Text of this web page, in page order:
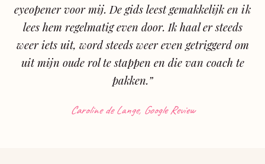
eyeopener voor mij. De gids leest gemakkelijk en ik
lees hem regelmatig even door. Ik haal er steeds
weer iets uit, word steeds weer even getriggerd om
uit mijn oude rol te stappen en die van coach te
pakken.”
Caroline de Lange, Google Review